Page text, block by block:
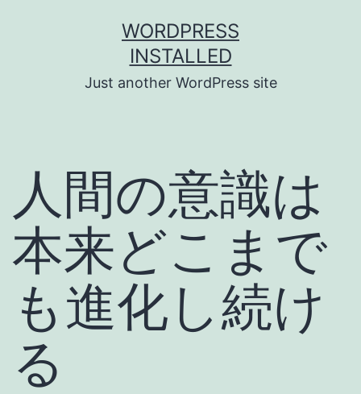
WORDPRESS
INSTALLED
Just another WordPress site
人間の意識は
本来どこまで
も進化し続け
る